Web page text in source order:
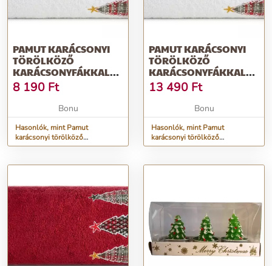
PAMUT KARÁCSONYI
TÖRÖLKÖZŐ
KARÁCSONYFÁKKAL
FEHÉR ŠÍRKA: 50 CM |
DĹŽKA: 90 CM
8 190 Ft
Bonu
Hasonlók, mint Pamut
karácsonyi törölköző
karácsonyfákkal fehér Šírka: 50
PAMUT KARÁCSONYI
TÖRÖLKÖZŐ
KARÁCSONYFÁKKAL
FEHÉR SZÉLESSÉG: 70
CM | HOSSZ: 140 CM
13 490 Ft
Bonu
Hasonlók, mint Pamut
karácsonyi törölköző
karácsonyfákkal fehér
cm